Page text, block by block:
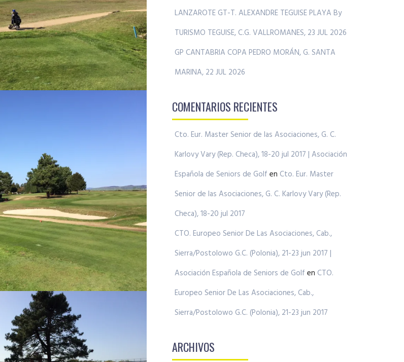
LANZAROTE GT-T. ALEXANDRE TEGUISE PLAYA By
TURISMO TEGUISE, C.G. VALLROMANES, 23 JUL 2026
GP CANTABRIA COPA PEDRO MORÁN, G. SANTA
MARINA, 22 JUL 2026
COMENTARIOS RECIENTES
Cto. Eur. Master Senior de las Asociaciones, G. C.
Karlovy Vary (Rep. Checa), 18-20 jul 2017 | Asociación
Española de Seniors de Golf en Cto. Eur. Master
Senior de las Asociaciones, G. C. Karlovy Vary (Rep.
Checa), 18-20 jul 2017
CTO. Europeo Senior De Las Asociaciones, Cab.,
Sierra/Postolowo G.C. (Polonia), 21-23 jun 2017 |
Asociación Española de Seniors de Golf en CTO.
Europeo Senior De Las Asociaciones, Cab.,
Sierra/Postolowo G.C. (Polonia), 21-23 jun 2017
ARCHIVOS